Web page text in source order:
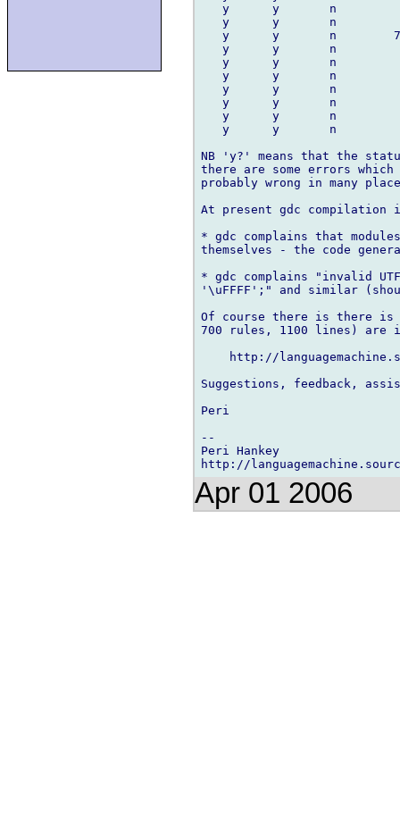
y      y       n
y      y       n
y      y       n
y      y       n
y      y       n
y      y       n
y      y       n
y      y       n
y      y       n
y      y       n
NB 'y?' means that the
there are some errors
probably wrong in many
At present gdc compilation
* gdc complains that
themselves - the code
* gdc complains "invalid
'\uFFFF';" and similar
Of course there is there
700 rules, 1100 lines)
http://
Suggestions, feedback,
Peri
--
Peri Hankey
Apr 01 2006